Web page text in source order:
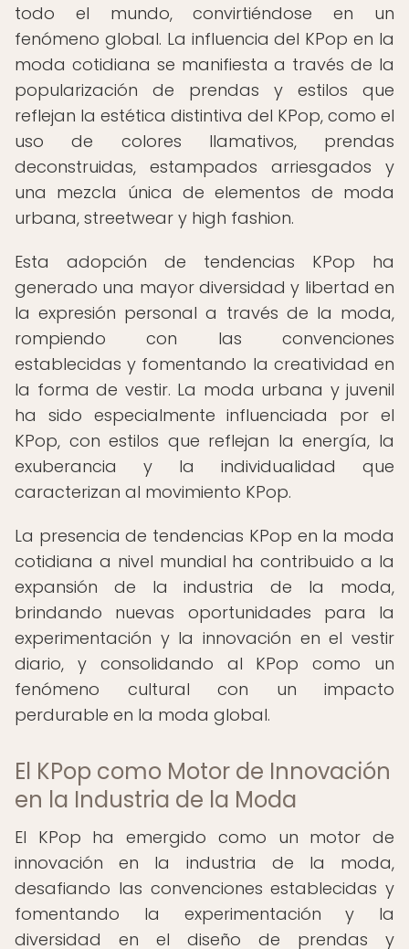
todo el mundo, convirtiéndose en un
fenómeno global. La influencia del KPop en la
moda cotidiana se manifiesta a través de la
popularización de prendas y estilos que
reflejan la estética distintiva del KPop, como el
uso de colores llamativos, prendas
deconstruidas, estampados arriesgados y
una mezcla única de elementos de moda
urbana, streetwear y high fashion.
Esta adopción de tendencias KPop ha
generado una mayor diversidad y libertad en
la expresión personal a través de la moda,
rompiendo con las convenciones
establecidas y fomentando la creatividad en
la forma de vestir. La moda urbana y juvenil
ha sido especialmente influenciada por el
KPop, con estilos que reflejan la energía, la
exuberancia y la individualidad que
caracterizan al movimiento KPop.
La presencia de tendencias KPop en la moda
cotidiana a nivel mundial ha contribuido a la
expansión de la industria de la moda,
brindando nuevas oportunidades para la
experimentación y la innovación en el vestir
diario, y consolidando al KPop como un
fenómeno cultural con un impacto
perdurable en la moda global.
El KPop como Motor de Innovación
en la Industria de la Moda
El KPop ha emergido como un motor de
innovación en la industria de la moda,
desafiando las convenciones establecidas y
fomentando la experimentación y la
diversidad en el diseño de prendas y